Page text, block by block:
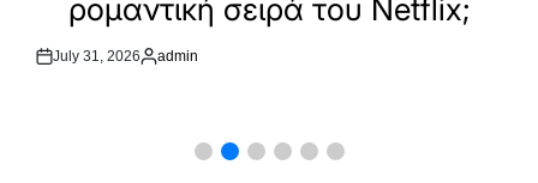
στο ελληνικό box office
Post
July 30, 2026 Μάκης Κεφαλάς